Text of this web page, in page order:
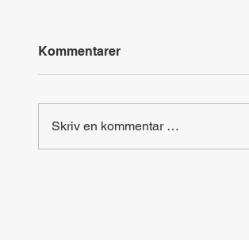
Hovedsteder i Europa
Kommentarer
Skriv en kommentar …